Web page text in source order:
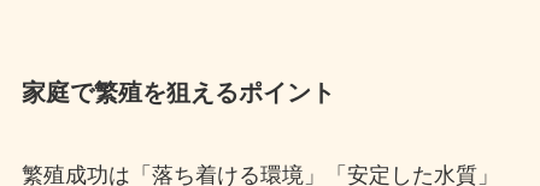
家庭で繁殖を狙えるポイント
繁殖成功は「落ち着ける環境」「安定した水質」